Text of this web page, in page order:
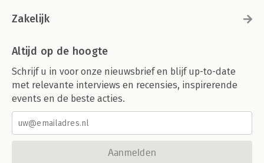
Zakelijk
Altijd op de hoogte
Schrijf u in voor onze nieuwsbrief en blijf up-to-date
met relevante interviews en recensies, inspirerende
events en de beste acties.
Aanmelden